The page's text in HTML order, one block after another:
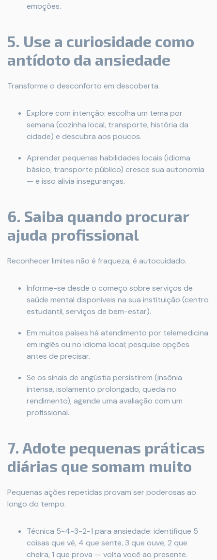
emoções.
5. Use a curiosidade como
antídoto da ansiedade
Transforme o desconforto em descoberta.
Explore com intenção: escolha um tema por
semana (cozinha local, transporte, história da
cidade) e descubra aos poucos.
Aprender pequenas habilidades locais (idioma
básico, transporte público) cresce sua autonomia
— e isso alivia inseguranças.
6. Saiba quando procurar
ajuda profissional
Reconhecer limites não é fraqueza, é autocuidado.
Informe-se desde o começo sobre serviços de
saúde mental disponíveis na sua instituição (centro
estudantil, serviços de bem-estar).
Em muitos países há atendimento por telemedicina
em inglês ou no idioma local; pesquise opções
antes de precisar.
Se os sinais de angústia persistirem (insônia
intensa, isolamento prolongado, queda no
rendimento), agende uma avaliação com um
profissional.
7. Adote pequenas práticas
diárias que somam muito
Pequenas ações repetidas provam ser poderosas ao
longo do tempo.
Técnica 5-4-3-2-1 para ansiedade: identifique 5
coisas que vê, 4 que sente, 3 que ouve, 2 que
cheira, 1 que prova — volta você ao presente.